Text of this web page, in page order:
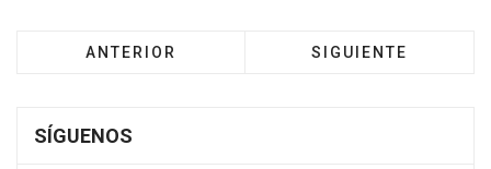
ANTERIOR SIGUIENTE
SÍGUENOS